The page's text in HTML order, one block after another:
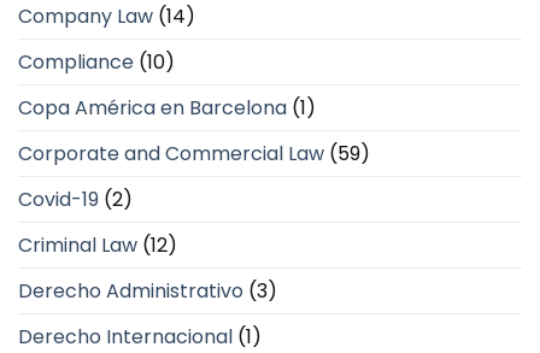
Company Law (14)
Compliance (10)
Copa América en Barcelona (1)
Corporate and Commercial Law (59)
Covid-19 (2)
Criminal Law (12)
Derecho Administrativo (3)
Derecho Internacional (1)